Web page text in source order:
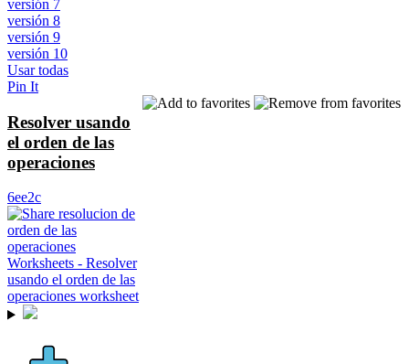
versión 7
versión 8
versión 9
versión 10
Usar todas
Pin It
Resolver usando
el orden de las
operaciones
6ee2c